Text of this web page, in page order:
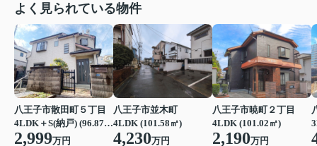
よく見られている物件
八王子市散田町５丁目
4LDK＋S(納戸) (96.87㎡)
2,999万円
八王子市並木町
4LDK (101.58㎡)
4,230万円
八王子市暁町２丁目
4LDK (101.02㎡)
2,190万円